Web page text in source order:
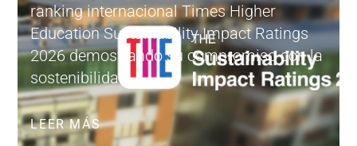
ranking internacional Times Higher
Education Sustainability Impact Ratings
2026 demostrando su compromiso con la
sostenibilidad
LEER MÁS